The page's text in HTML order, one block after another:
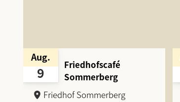
9
Aug.
Friedhofscafé
Sommerberg
Friedhof Sommerberg